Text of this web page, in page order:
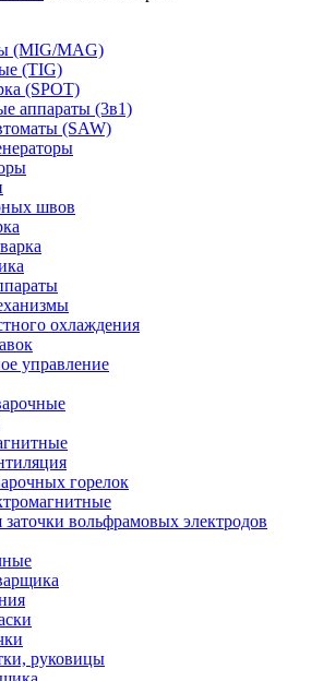
(MIG/MAG)
(TIG)
(SPOT)
аппараты (3в1)
(SAW)
швов
охлаждения
управление
горелок
вольфрамовых электродов
руковицы